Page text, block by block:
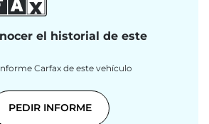
el historial de este
Carfax de este vehículo
PEDIR INFORME